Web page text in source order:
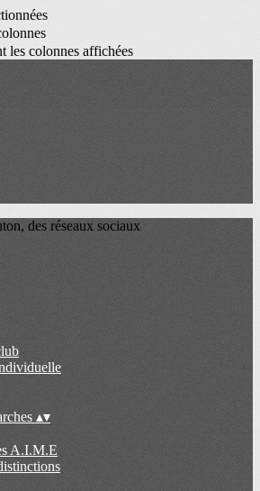
les colonnes affichées
des réseaux sociaux
▴▾
A.I.M.E